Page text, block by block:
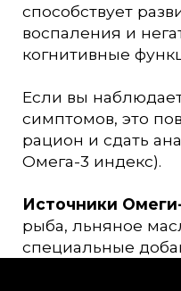
способствует
воспаления и
когнитивные
Если вы
симптомов, это
рацион и сдать
Омега-3 индекс).
Источники
рыба, льняное
специальные